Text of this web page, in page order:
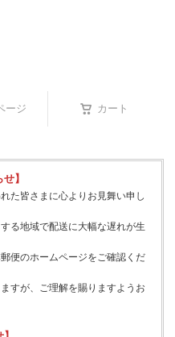
ージ カート
】
た皆さまに心よりお見舞い申し
る地域で配送に大幅な遅れが生
便のホームページをご確認くだ
すが、ご理解を賜りますようお